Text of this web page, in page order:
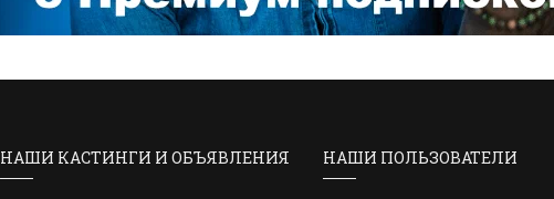
НАШИ КАСТИНГИ И ОБЪЯВЛЕНИЯ НАШИ ПОЛЬЗОВАТЕЛИ